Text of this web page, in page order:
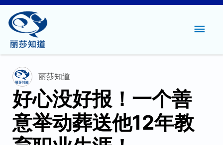
主
菜
丽莎知道
好心没好报！一个善
意举动葬送他12年教